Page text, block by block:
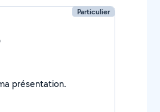
Particulier
Je n'ai pas encore renseigné ma présentation.